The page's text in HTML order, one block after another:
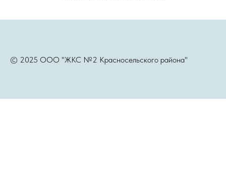
© 2025 ООО "ЖКС №2 Красносельского района"